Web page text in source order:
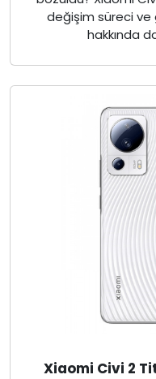
değişim süreci ve
hakkında
Xiaomi Civi 2